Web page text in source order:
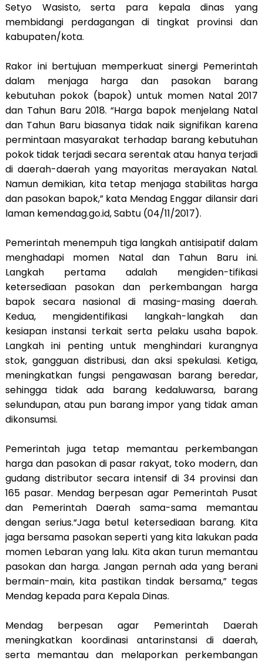
Setyo Wasisto, serta para kepala dinas yang
membidangi perdagangan di tingkat provinsi dan
kabupaten/kota.
Rakor ini bertujuan memperkuat sinergi Pemerintah
dalam menjaga harga dan pasokan barang
kebutuhan pokok (bapok) untuk momen Natal 2017
dan Tahun Baru 2018. “Harga bapok menjelang Natal
dan Tahun Baru biasanya tidak naik signifikan karena
permintaan masyarakat terhadap barang kebutuhan
pokok tidak terjadi secara serentak atau hanya terjadi
di daerah-daerah yang mayoritas merayakan Natal.
Namun demikian, kita tetap menjaga stabilitas harga
dan pasokan bapok,” kata Mendag Enggar dilansir dari
laman kemendag.go.id, Sabtu (04/11/2017).
Pemerintah menempuh tiga langkah antisipatif dalam
menghadapi momen Natal dan Tahun Baru ini.
Langkah pertama adalah mengiden-tifikasi
ketersediaan pasokan dan perkembangan harga
bapok secara nasional di masing-masing daerah.
Kedua, mengidentifikasi langkah-langkah dan
kesiapan instansi terkait serta pelaku usaha bapok.
Langkah ini penting untuk menghindari kurangnya
stok, gangguan distribusi, dan aksi spekulasi. Ketiga,
meningkatkan fungsi pengawasan barang beredar,
sehingga tidak ada barang kedaluwarsa, barang
selundupan, atau pun barang impor yang tidak aman
dikonsumsi.
Pemerintah juga tetap memantau perkembangan
harga dan pasokan di pasar rakyat, toko modern, dan
gudang distributor secara intensif di 34 provinsi dan
165 pasar. Mendag berpesan agar Pemerintah Pusat
dan Pemerintah Daerah sama-sama memantau
dengan serius.“Jaga betul ketersediaan barang. Kita
jaga bersama pasokan seperti yang kita lakukan pada
momen Lebaran yang lalu. Kita akan turun memantau
pasokan dan harga. Jangan pernah ada yang berani
bermain-main, kita pastikan tindak bersama,” tegas
Mendag kepada para Kepala Dinas.
Mendag berpesan agar Pemerintah Daerah
meningkatkan koordinasi antarinstansi di daerah,
serta memantau dan melaporkan perkembangan